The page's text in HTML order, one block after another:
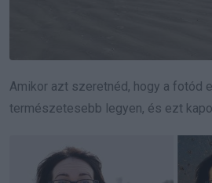
Amikor azt szeretnéd, hogy a fotód
természetesebb legyen, és ezt